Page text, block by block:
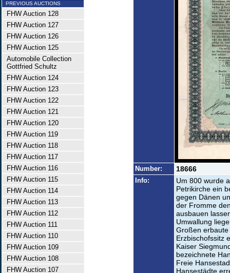
PREVIOUS AUCTIONS
FHW Auction 128
FHW Auction 127
FHW Auction 126
FHW Auction 125
Automobile Collection
Gottfried Schultz
FHW Auction 124
FHW Auction 123
FHW Auction 122
FHW Auction 121
FHW Auction 120
FHW Auction 119
FHW Auction 118
FHW Auction 117
FHW Auction 116
FHW Auction 115
FHW Auction 114
FHW Auction 113
FHW Auction 112
FHW Auction 111
FHW Auction 110
FHW Auction 109
FHW Auction 108
FHW Auction 107
Number: 18666
Info:
Um 800 wurde
Petrikirche ein
gegen Dänen
der Fromme
ausbauen
Umwallung
Großen erbaute
Erzbischofssitz
Kaiser
bezeichnete
Freie
Hansestädte